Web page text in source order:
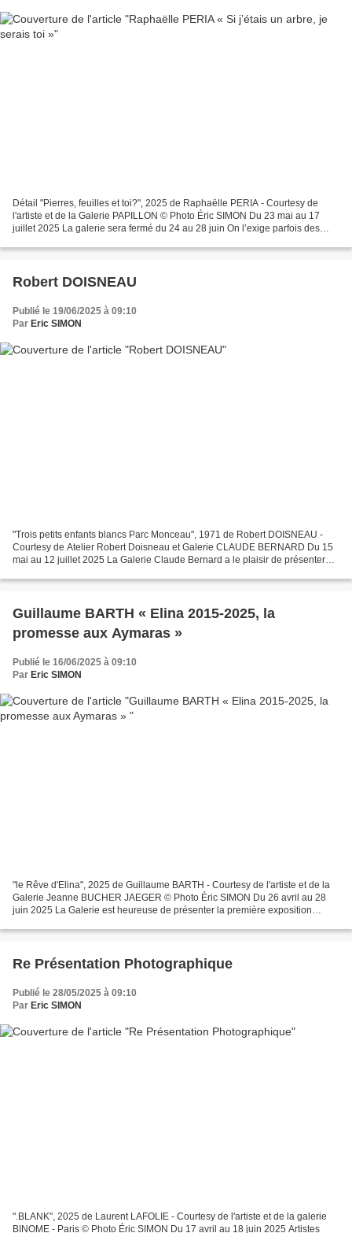
Détail "Pierres, feuilles et toi?", 2025 de Raphaëlle PERIA - Courtesy de
l'artiste et de la Galerie PAPILLON © Photo Éric SIMON Du 23 mai au 17
juillet 2025 La galerie sera fermé du 24 au 28 juin On l’exige parfois des
Robert DOISNEAU
Publié le 19/06/2025 à 09:10
Par Eric SIMON
"Trois petits enfants blancs Parc Monceau", 1971 de Robert DOISNEAU -
Courtesy de Atelier Robert Doisneau et Galerie CLAUDE BERNARD Du 15
mai au 12 juillet 2025 La Galerie Claude Bernard a le plaisir de présenter
Guillaume BARTH « Elina 2015-2025, la
promesse aux Aymaras »
Publié le 16/06/2025 à 09:10
Par Eric SIMON
"le Rêve d'Elina", 2025 de Guillaume BARTH - Courtesy de l'artiste et de la
Galerie Jeanne BUCHER JAEGER © Photo Éric SIMON Du 26 avril au 28
juin 2025 La Galerie est heureuse de présenter la première exposition
Re Présentation Photographique
Publié le 28/05/2025 à 09:10
Par Eric SIMON
".BLANK", 2025 de Laurent LAFOLIE - Courtesy de l'artiste et de la galerie
BINOME - Paris © Photo Éric SIMON Du 17 avril au 18 juin 2025 Artistes